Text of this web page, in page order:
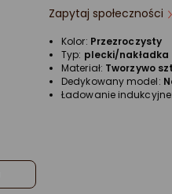
Zapytaj społeczności
Kolor: Przezroczysty
Typ: plecki/nakładka
Materiał: Tworzywo
Dedykowany model:
Ładowanie indukcyjne: